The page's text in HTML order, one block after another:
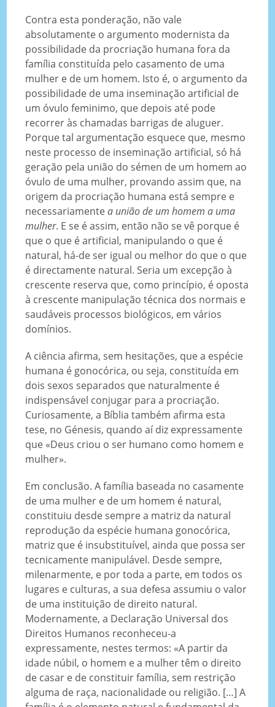
Contra esta ponderação, não vale
absolutamente o argumento modernista da
possibilidade da procriação humana fora da
família constituída pelo casamento de uma
mulher e de um homem. Isto é, o argumento da
possibilidade de uma inseminação artificial de
um óvulo feminimo, que depois até pode
recorrer às chamadas barrigas de aluguer.
Porque tal argumentação esquece que, mesmo
neste processo de inseminação artificial, só há
geração pela união do sémen de um homem ao
óvulo de uma mulher, provando assim que, na
origem da procriação humana está sempre e
necessariamentea união de um homem a uma
mulher. E se é assim, então não se vê porque é
que o que é artificial, manipulando o que é
natural, há-de ser igual ou melhor do que o que
é directamente natural. Seria um excepção à
crescente reserva que, como princípio, é oposta
à crescente manipulação técnica dos normais e
saudáveis processos biológicos, em vários
domínios.
A ciência afirma, sem hesitações, que a espécie
humana é gonocórica, ou seja, constituída em
dois sexos separados que naturalmente é
indispensável conjugar para a procriação.
Curiosamente, a Bíblia também afirma esta
tese, no Génesis, quando aí diz expressamente
que «Deus criou o ser humano como homem e
mulher».
Em conclusão. A família baseada no casamente
de uma mulher e de um homem é natural,
constituiu desde sempre a matriz da natural
reprodução da espécie humana gonocórica,
matriz que é insubstituível, ainda que possa ser
tecnicamente manipulável. Desde sempre,
milenarmente, e por toda a parte, em todos os
lugares e culturas, a sua defesa assumiu o valor
de uma instituição de direito natural.
Modernamente, a Declaração Universal dos
Direitos Humanos reconheceu-a
expressamente, nestes termos: «A partir da
idade núbil, o homem e a mulher têm o direito
de casar e de constituir família, sem restrição
alguma de raça, nacionalidade ou religião. […] A